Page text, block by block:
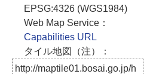
EPSG:4326 (WGS1984)
Web Map Service：
Capabilities URL
タイル地図（注）：
http://maptile01.bosai.go.jp/h